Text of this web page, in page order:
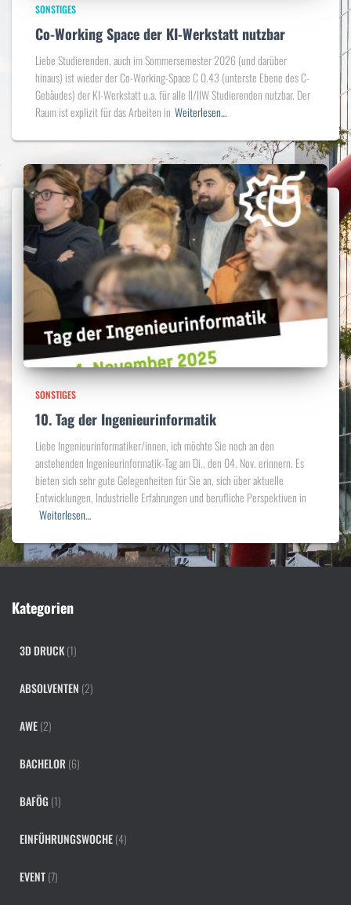
SONSTIGES
Co-Working Space der KI-Werkstatt nutzbar
Liebe Studierenden, auch im Sommersemester 2026 (und darüber
hinaus) ist wieder der Co-Working-Space C 0.43 (unterste Ebene des C-
Gebäudes) der KI-Werkstatt u.a. für alle II/IIW Studierenden nutzbar. Der
Raum ist explizit für das Arbeiten in Weiterlesen…
SONSTIGES
10. Tag der Ingenieurinformatik
Liebe Ingenieurinformatiker/innen, ich möchte Sie noch an den
anstehenden Ingenieurinformatik-Tag am Di., den 04. Nov. erinnern. Es
bieten sich sehr gute Gelegenheiten für Sie an, sich über aktuelle
Entwicklungen, Industrielle Erfahrungen und berufliche Perspektiven in
Weiterlesen…
Kategorien
3D DRUCK(1)
ABSOLVENTEN (2)
AWE(2)
BACHELOR (6)
BAFÖG (1)
EINFÜHRUNGSWOCHE(4)
EVENT(7)